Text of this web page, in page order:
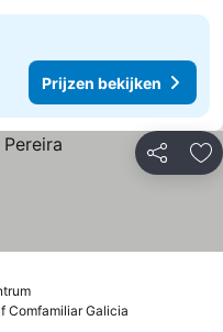
Prijzen bekijken
Delen
Prijzen bekijken
Comfamiliar Galicia